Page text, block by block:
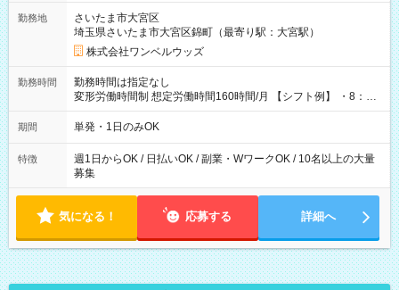
勤務地
さいたま市大宮区
埼玉県さいたま市大宮区錦町（最寄り駅：大宮駅）
株式会社ワンベルウッズ
勤務時間
勤務時間は指定なし
変形労働時間制 想定労働時間160時間/月 【シフト例】 ・8：00
～21：00
期間 単発・1日のみOK
特徴
週1日からOK / 日払いOK / 副業・WワークOK / 10名以上の大量
募集
気になる！ 応募する 詳細へ